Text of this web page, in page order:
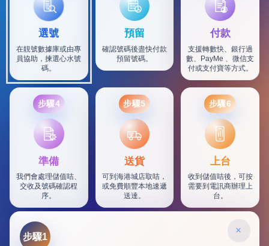
選號
在靚號數據庫或由專
員協助，揀選心水號
碼。
預留
確認號碼後盡快付款
預留號碼。
付款
支援轉數快、銀行過
數、PayMe 、微信支
付或支付寶等方式。
步驟4
準備
我們會處理儲值咭、
交收及號碼確認程
序。
步驟5
SF
送貨
可到海港城店取咭，
或免費順豐本地速遞
送達。
步驟6
上台
收到儲值咭後，可按
需要到電訊商辦理上
台。
×
步驟1